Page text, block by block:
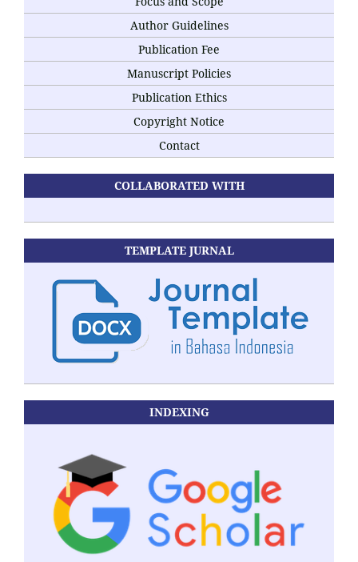
Author Guidelines
Publication Fee
Manuscript Policies
Publication Ethics
Copyright Notice
Contact
COLLABORATED WITH
TEMPLATE JURNAL
INDEXING